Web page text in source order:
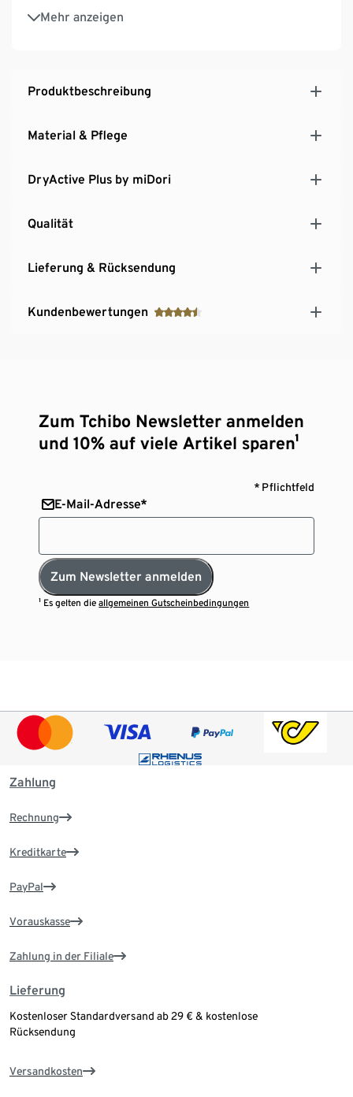
Mehr anzeigen
2 Seitenschlitze für mehr Bewegungsfreiheit
Gesäßtasche mit Reißverschluss
für optimale Bewegungsfreiheit
Produktbeschreibung
Material & Pflege
DryActive Plus by miDori
Qualität
Lieferung & Rücksendung
Kundenbewertungen
Zum Tchibo Newsletter anmelden
und 10% auf viele Artikel sparen¹
* Pflichtfeld
E-Mail-Adresse*
Zum Newsletter anmelden
¹ Es gelten dieallgemeinen Gutscheinbedingungen
Zahlung
Rechnung
Kreditkarte
PayPal
Vorauskasse
Zahlung in der Filiale
Lieferung
Kostenloser Standardversand ab 29 € & kostenlose
Rücksendung
Versandkosten